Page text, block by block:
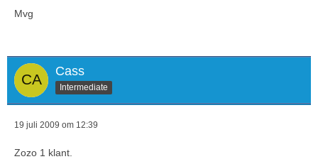
Mvg
Cass
Intermediate
19 juli 2009 om 12:39
Zozo 1 klant.